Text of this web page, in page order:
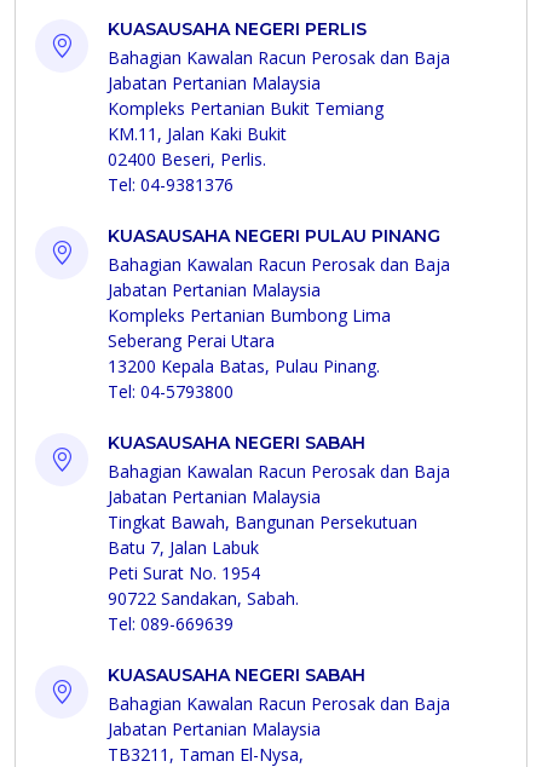
KUASAUSAHA NEGERI PERLIS
Bahagian Kawalan Racun Perosak dan Baja
Jabatan Pertanian Malaysia
Kompleks Pertanian Bukit Temiang
KM.11, Jalan Kaki Bukit
02400 Beseri, Perlis.
Tel: 04-9381376
KUASAUSAHA NEGERI PULAU PINANG
Bahagian Kawalan Racun Perosak dan Baja
Jabatan Pertanian Malaysia
Kompleks Pertanian Bumbong Lima
Seberang Perai Utara
13200 Kepala Batas, Pulau Pinang.
Tel: 04-5793800
KUASAUSAHA NEGERI SABAH
Bahagian Kawalan Racun Perosak dan Baja
Jabatan Pertanian Malaysia
Tingkat Bawah, Bangunan Persekutuan
Batu 7, Jalan Labuk
Peti Surat No. 1954
90722 Sandakan, Sabah.
Tel: 089-669639
KUASAUSAHA NEGERI SABAH
Bahagian Kawalan Racun Perosak dan Baja
Jabatan Pertanian Malaysia
TB3211, Taman El-Nysa,